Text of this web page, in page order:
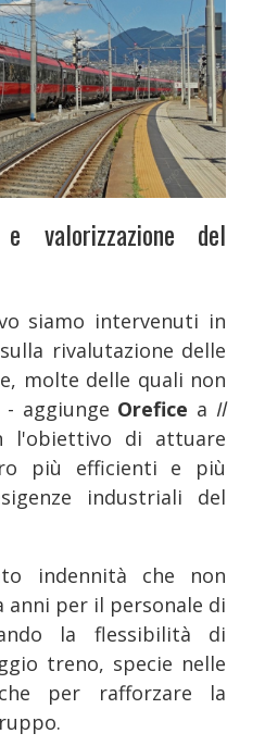
valorizzazione del
siamo intervenuti in
rivalutazione delle
molte delle quali non
aggiunge Orefice a Il
l'obiettivo di attuare
più efficienti e più
industriali del
indennità che non
anni per il personale di
la flessibilità di
treno, specie nelle
per rafforzare la